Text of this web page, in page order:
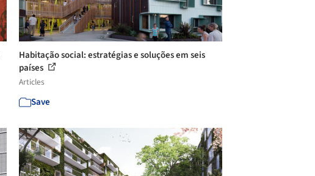
Habitação social: estratégias e soluções em seis
países
Articles
Save